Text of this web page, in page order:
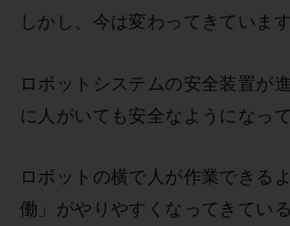
しかし、今は変わってきています
ロボットシステムの安全装置が
に人がいても安全なようになっ
ロボットの横で人が作業できる
働」がやりやすくなってきている